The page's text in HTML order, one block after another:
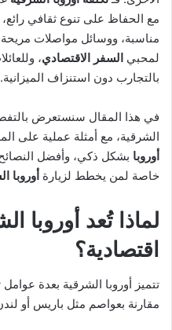
مع الحفاظ على تنوع ثقافي
مناسبة، ووسائل مواصلات
لمحبي السفر الاقتصادي،
بالتجارب دون استنزاف الميزانية.
في هذا المقال سنستعرض
الشرقية، مع أمثلة عملية على
أوروبا بشكل ذكي، وأفضل
خاصة لمن يخطط لزيارة أوروبا
لماذا تُعد أوروبا
اقتصادية؟
تتميز أوروبا الشرقية بعدة
مقارنة بعواصم مثل باريس أو